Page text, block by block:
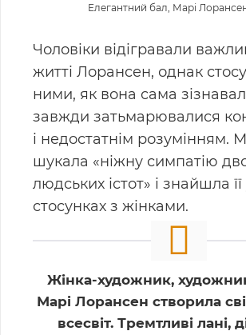
Елегантний бал, Марі
Чоловіки відігравали
житті Лорансен, однак
ними, як вона сама
завжди затьмарювалися
і недостатнім розумінням.
шукала «ніжну симпатію
людських істот» і знайшла її
стосунках з жінками.
Жінка-художник,
Марі Лорансен створила
всесвіт. Тремтливі лані,